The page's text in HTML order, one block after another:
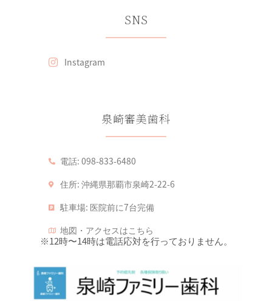
SNS
Instagram
泉崎審美歯科
電話: 098-833-6480
住所: 沖縄県那覇市泉崎2-22-6
駐車場: 医院前に7台完備
地図・アクセスはこちら
※12時〜14時は電話応対を行っておりません。